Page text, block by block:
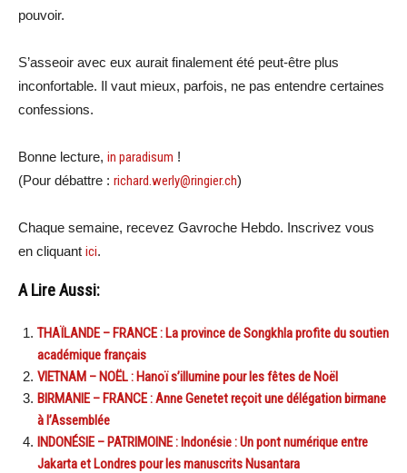
pouvoir.
S’asseoir avec eux aurait finalement été peut-être plus
inconfortable. Il vaut mieux, parfois, ne pas entendre certaines
confessions.
Bonne lecture, in paradisum !
(Pour débattre : richard.werly@ringier.ch)
Chaque semaine, recevez Gavroche Hebdo. Inscrivez vous
en cliquant ici.
A Lire Aussi:
THAÏLANDE – FRANCE : La province de Songkhla profite du soutien
académique français
VIETNAM – NOËL : Hanoï s’illumine pour les fêtes de Noël
BIRMANIE – FRANCE : Anne Genetet reçoit une délégation birmane
à l’Assemblée
INDONÉSIE – PATRIMOINE : Indonésie : Un pont numérique entre
Jakarta et Londres pour les manuscrits Nusantara